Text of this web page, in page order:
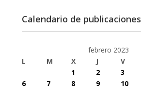
Calendario de publicaciones
febrero 2023
L
M X J V
1
2 3
6
7 8 9 10